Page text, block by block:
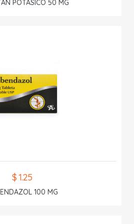
POTASICO 50 MG
$ 1.25
100 MG